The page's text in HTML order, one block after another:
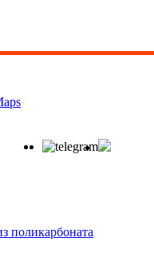
поликарбоната